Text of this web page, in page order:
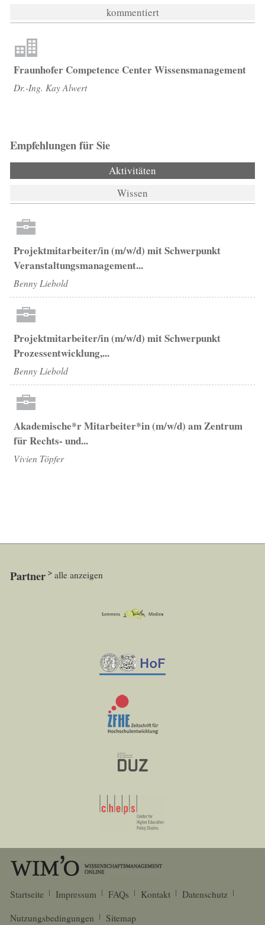
kommentiert
Fraunhofer Competence Center Wissensmanagement
Dr.-Ing. Kay Alwert
Empfehlungen für Sie
Aktivitäten
Wissen
Projektmitarbeiter/in (m/w/d) mit Schwerpunkt
Veranstaltungsmanagement...
Benny Liebold
Projektmitarbeiter/in (m/w/d) mit Schwerpunkt
Prozessentwicklung,...
Benny Liebold
Akademische*r Mitarbeiter*in (m/w/d) am Zentrum
für Rechts- und...
Vivien Töpfer
Partner alle anzeigen
Startseite Impressum FAQs Kontakt
Datenschutz
Nutzungsbedingungen
Sitemap